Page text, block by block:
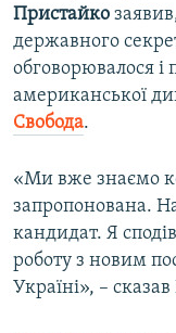
Пристайко
державного
обговорювалося
американської
Свобода.
«Ми вже знаємо
запропонована.
кандидат. Я
роботу з новим
Україні», –